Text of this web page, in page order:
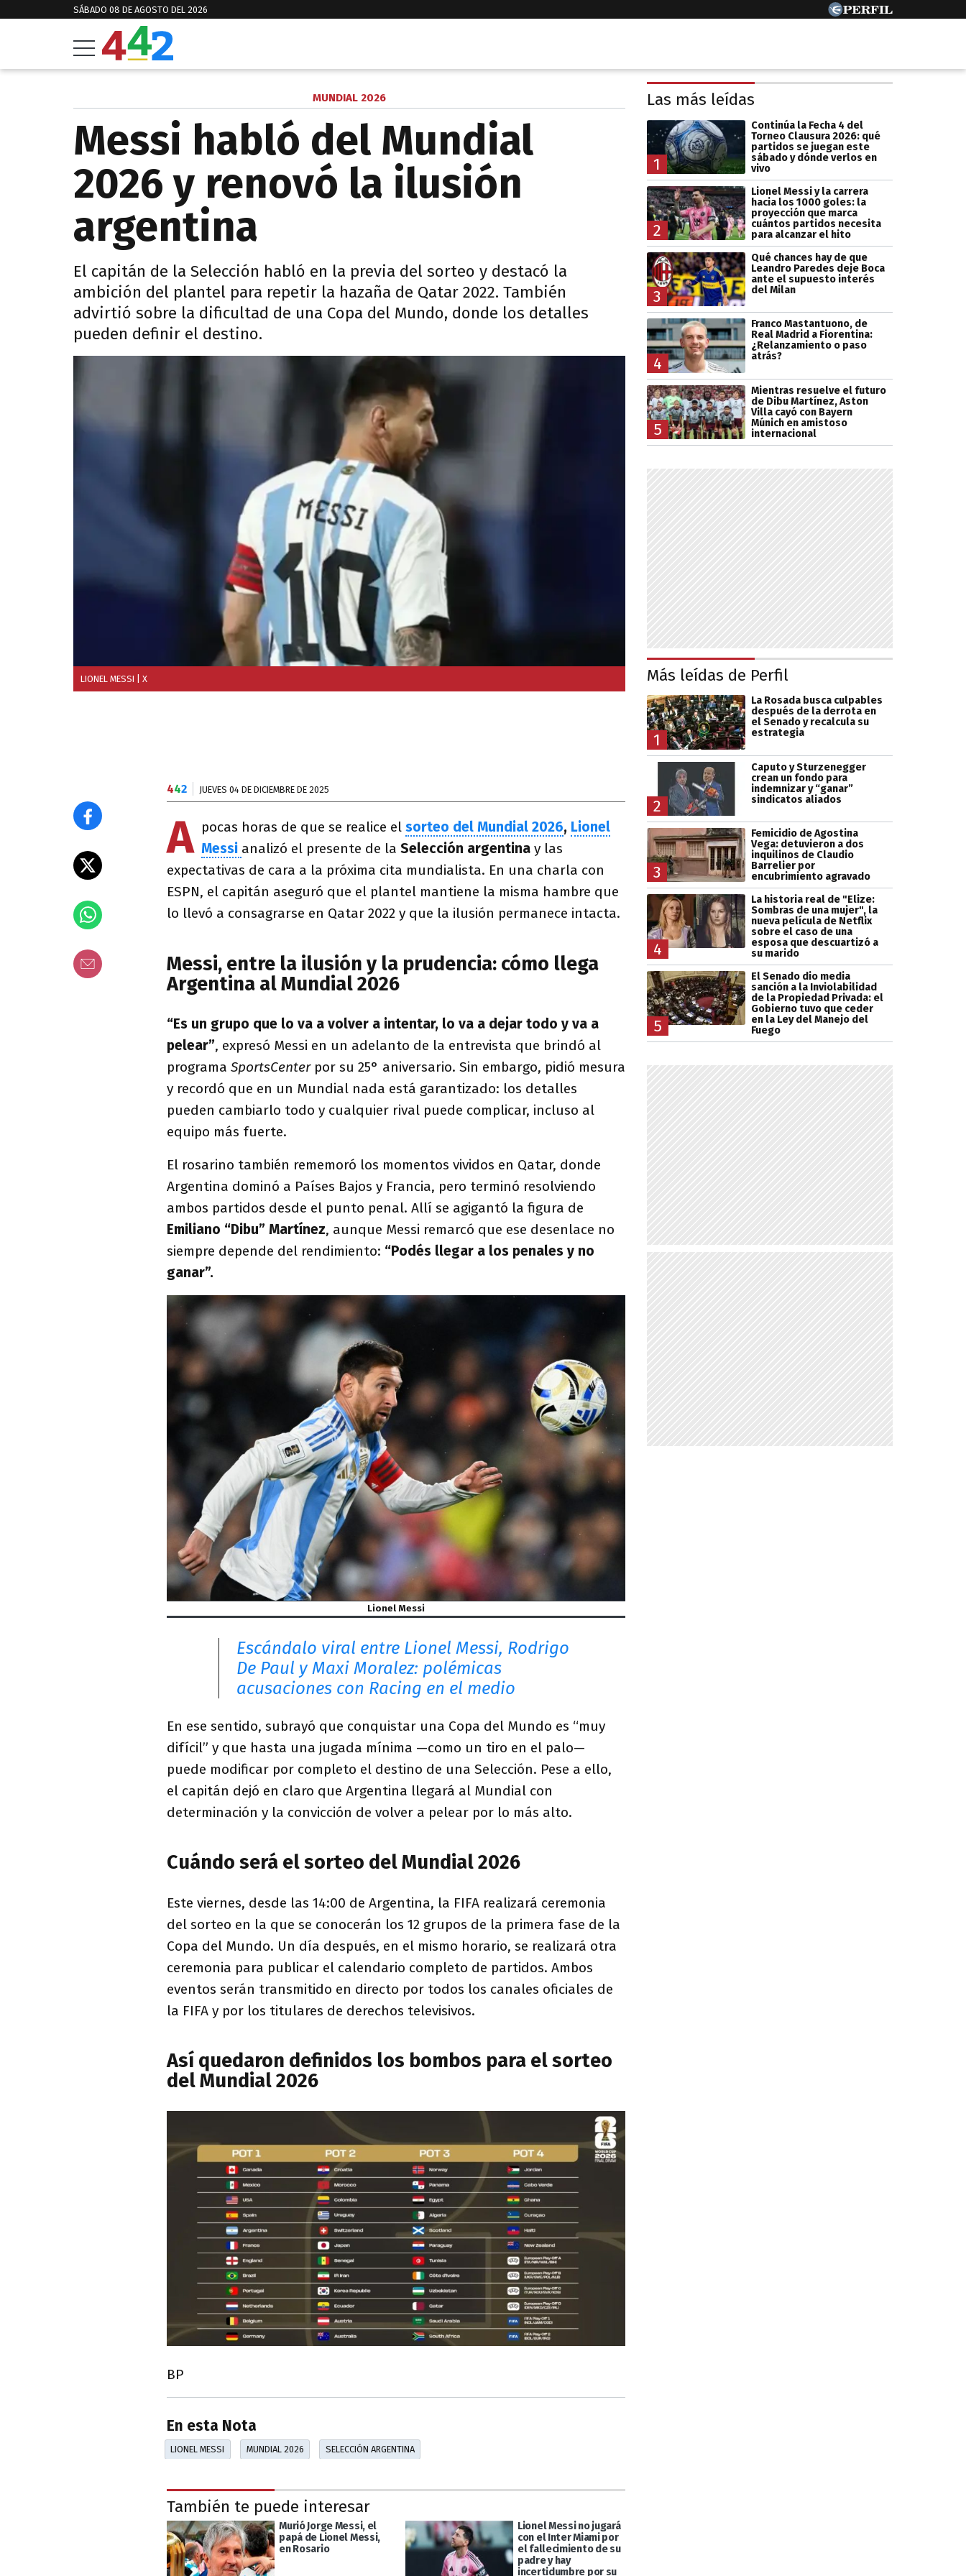
SÁBADO 08 DE AGOSTO DEL 2026
MUNDIAL 2026
Messi habló del Mundial
2026 y renovó la ilusión
argentina
El capitán de la Selección habló en la previa del sorteo y destacó la
ambición del plantel para repetir la hazaña de Qatar 2022. También
advirtió sobre la dificultad de una Copa del Mundo, donde los detalles
pueden definir el destino.
LIONEL MESSI | X
442 JUEVES 04 DE DICIEMBRE DE 2025
A pocas horas de que se realice el sorteo del Mundial 2026, Lionel
Messi analizó el presente de la Selección argentina y las
expectativas de cara a la próxima cita mundialista. En una charla con
ESPN, el capitán aseguró que el plantel mantiene la misma hambre que
lo llevó a consagrarse en Qatar 2022 y que la ilusión permanece intacta.
Messi, entre la ilusión y la prudencia: cómo llega
Argentina al Mundial 2026
“Es un grupo que lo va a volver a intentar, lo va a dejar todo y va a
pelear”, expresó Messi en un adelanto de la entrevista que brindó al
programa SportsCenterpor su 25° aniversario. Sin embargo, pidió mesura
y recordó que en un Mundial nada está garantizado: los detalles
pueden cambiarlo todo y cualquier rival puede complicar, incluso al
equipo más fuerte.
El rosarino también rememoró los momentos vividos en Qatar, donde
Argentina dominó a Países Bajos y Francia, pero terminó resolviendo
ambos partidos desde el punto penal. Allí se agigantó la figura de
Emiliano “Dibu” Martínez, aunque Messi remarcó que ese desenlace no
siempre depende del rendimiento: “Podés llegar a los penales y no
ganar”.
Lionel Messi
Escándalo viral entre Lionel Messi, Rodrigo
De Paul y Maxi Moralez: polémicas
acusaciones con Racing en el medio
En ese sentido, subrayó que conquistar una Copa del Mundo es “muy
difícil” y que hasta una jugada mínima —como un tiro en el palo—
puede modificar por completo el destino de una Selección. Pese a ello,
el capitán dejó en claro que Argentina llegará al Mundial con
determinación y la convicción de volver a pelear por lo más alto.
Cuándo será el sorteo del Mundial 2026
Este viernes, desde las 14:00 de Argentina, la FIFA realizará ceremonia
del sorteo en la que se conocerán los 12 grupos de la primera fase de la
Copa del Mundo. Un día después, en el mismo horario, se realizará otra
ceremonia para publicar el calendario completo de partidos. Ambos
eventos serán transmitido en directo por todos los canales oficiales de
la FIFA y por los titulares de derechos televisivos.
Así quedaron definidos los bombos para el sorteo
del Mundial 2026
BP
En esta Nota
LIONEL MESSI MUNDIAL 2026 SELECCIÓN ARGENTINA
También te puede interesar
Murió Jorge Messi, el
papá de Lionel Messi,
en Rosario
Lionel Messi no jugará
con el Inter Miami por
el fallecimiento de su
padre y hay
incertidumbre por su
Las más leídas
1
Continúa la Fecha 4 del
Torneo Clausura 2026: qué
partidos se juegan este
sábado y dónde verlos en
vivo
2
Lionel Messi y la carrera
hacia los 1000 goles: la
proyección que marca
cuántos partidos necesita
para alcanzar el hito
3
Qué chances hay de que
Leandro Paredes deje Boca
ante el supuesto interés
del Milan
4
Franco Mastantuono, de
Real Madrid a Fiorentina:
¿Relanzamiento o paso
atrás?
5
Mientras resuelve el futuro
de Dibu Martínez, Aston
Villa cayó con Bayern
Múnich en amistoso
internacional
Más leídas de Perfil
1
La Rosada busca culpables
después de la derrota en
el Senado y recalcula su
estrategia
2
Caputo y Sturzenegger
crean un fondo para
indemnizar y “ganar”
sindicatos aliados
3
Femicidio de Agostina
Vega: detuvieron a dos
inquilinos de Claudio
Barrelier por
encubrimiento agravado
4
La historia real de "Elize:
Sombras de una mujer", la
nueva película de Netflix
sobre el caso de una
esposa que descuartizó a
su marido
5
El Senado dio media
sanción a la Inviolabilidad
de la Propiedad Privada: el
Gobierno tuvo que ceder
en la Ley del Manejo del
Fuego